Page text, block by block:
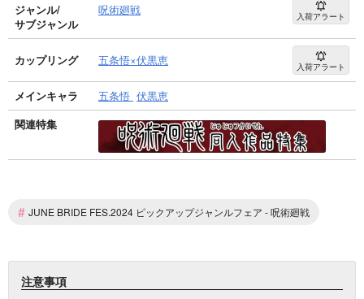
ジャンル/
サブジャンル
呪術廻戦 入荷アラート
カップリング 五条悟×伏黒恵 入荷アラート
メインキャラ 五条悟 伏黒恵
関連特集
# JUNE BRIDE FES.2024 ピックアップジャンルフェア - 呪術廻戦
注意事項